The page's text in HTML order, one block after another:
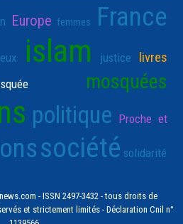
Europe femmes France
islam justice livres
mosquées
politique Proche et
société solidarité
- ISSN 2497-3432 - tous droits de
et strictement limités - Déclaration Cnil n°